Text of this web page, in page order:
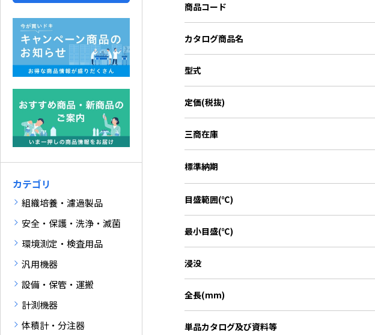
商品コード
カタログ商品名
型式
定価(税抜)
三商在庫
標準納期
目盛範囲(℃)
最小目盛(℃)
浸没
全長(mm)
単品カタログ及び資料等
カテゴリ
組織培養・濾過製品
安全・保護・洗浄・滅菌
環境測定・検査用品
汎用機器
設備・保管・運搬
計測機器
体積計・分注器